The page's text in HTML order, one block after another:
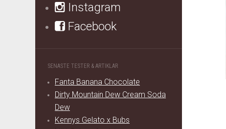
Instagram
Facebook
SENASTE TESTER & ARTIKLAR
Fanta Banana Chocolate
Dirty Mountain Dew Cream Soda
Dew
Kennys Gelato x Bubs